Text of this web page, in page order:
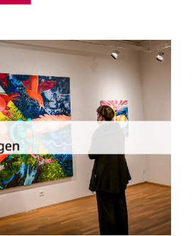
in Meiningen
als Übersicht.
zu den Ausstellungen